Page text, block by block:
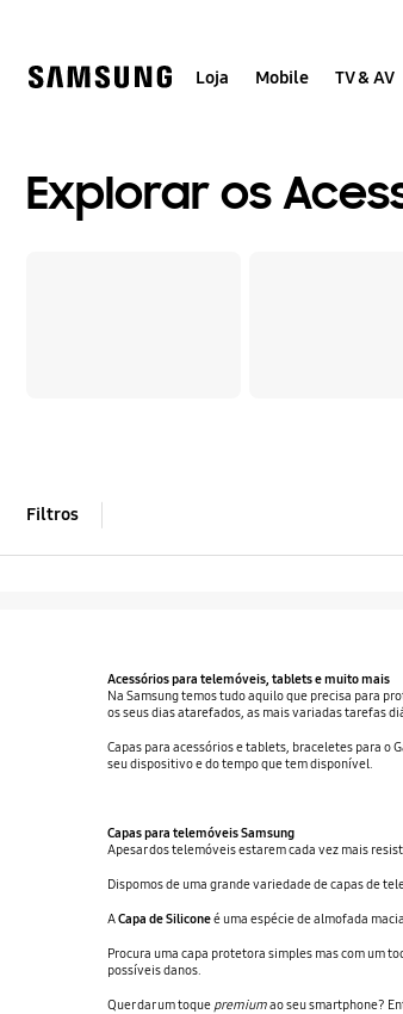
help
Loja Mobile TV & AV
Explorar os
Filtros
Acessórios para telemóveis, tablets e muito mais
Na Samsung temos tudo aquilo que precisa para
os seus dias atarefados, as mais variadas tarefas
Capas para acessórios e tablets, braceletes para o
seu dispositivo e do tempo que tem disponível.
Capas para telemóveis Samsung
Apesar dos telemóveis estarem cada vez mais
Dispomos de uma grande variedade de capas de
ACapa de Siliconeé uma espécie de almofada
Procura uma capa protetora simples mas com um
possíveis danos.
Quer dar um toque premiumao seu smartphone?